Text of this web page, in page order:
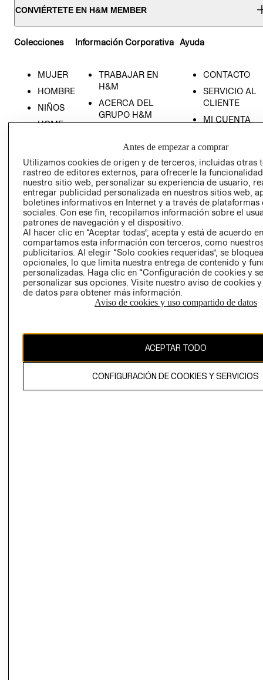
CONVIÉRTETE EN H&M MEMBER
Colecciones
MUJER
HOMBRE
NIÑOS
HOME
Información Corporativa
TRABAJAR EN
H&M
ACERCA DEL
GRUPO H&M
SOCIAL
PRENSA
RELACIÓN CON
INVERSIONISTAS
POLÍTICA
EMPRESARIAL
Ayuda
CONTACTO
SERVICIO AL
CLIENTE
MI CUENTA
TIENDAS
- RETIRO EN
TIENDA
TÉRMINOS Y
CONDICIONES
AVISO DE
PRIVACIDAD
GIFT CARD
AVISO DE
COOKIES
CAMBIAR REGIÓN
Antes de empezar a comprar
Utilizamos cookies de origen y de terceros, incluidas otras
rastreo de editores externos, para ofrecerle la
nuestro sitio web, personalizar su experiencia de usuario,
entregar publicidad personalizada en nuestros sitios web,
boletines informativos en Internet y a través de plataformas
sociales. Con ese fin, recopilamos información sobre el
patrones de navegación y el dispositivo.
Al hacer clic en “Aceptar todas”, acepta y está de acuerdo
compartamos esta información con terceros, como
publicitarios. Al elegir “Solo cookies requeridas”, se
opcionales, lo que limita nuestra entrega de contenido y
personalizadas. Haga clic en “Configuración de cookies y
personalizar sus opciones. Visite nuestro aviso de cookies
de datos para obtener más información.
Aviso de cookies y uso compartido de datos
ACEPTAR TODO
CONFIGURACIÓN DE COOKIES Y SERVICIOS